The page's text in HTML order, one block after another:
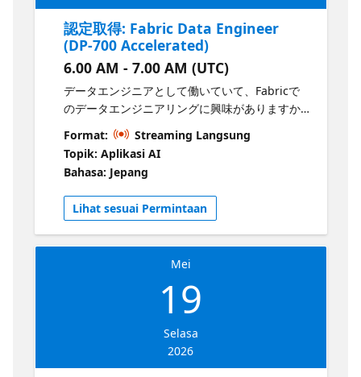
認定取得: Fabric Data Engineer
(DP-700 Accelerated)
6.00 AM - 7.00 AM (UTC)
データエンジニアとして働いていて、Fabricで
のデータエンジニアリングに興味がありますか?
この1時間のセッションでは、SynapseとFabric
の主な違いを解説し、DP-700試験で扱われた新
しい概念を強調し、移行のための実践的なヒン
トを共有します。何を学ぶべきか、どこに集中
すべきかの明確なロードマップを手に入れるこ
とができます。
Format:
Streaming Langsung
Topik: Aplikasi AI
Bahasa: Jepang
Lihat sesuai Permintaan
Mei
19
Selasa
2026